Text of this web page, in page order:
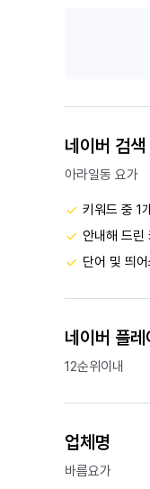
네이버 검
아라일동 요가
키워드 중 1
안내해 드
단어 및 띄
네이버 플레
12순위이내
업체명
바름요가